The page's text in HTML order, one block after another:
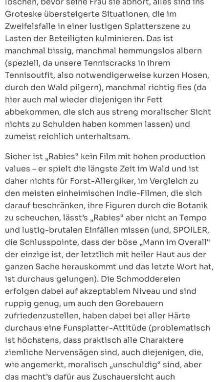
Groteske übersteigerte Situationen, die im
Zweifelsfalle in einer lustigen Splatterszene zu
Lasten der Beteiligten kulminieren. Das ist
manchmal bissig, manchmal hemmungslos albern
(speziell, da unsere Tenniscracks in ihrem
Tennisoutfit, also notwendigerweise kurzen Hosen,
durch den Wald pilgern), manchmal richtig fies (da
hier auch mal wieder diejenigen ihr Fett
abbekommen, die sich aus streng moralischer Sicht
nichts zu Schulden haben kommen lassen) und
zumeist reichlich unterhaltsam.
Sicher ist „Rabies“ kein Film mit hohen production
values – er spielt die längste Zeit im Wald und ist
daher nichts für Forst-Allergiker, im Vergleich zu
den meisten einheimischen Indie-Filmen, die sich
darauf beschränken, ihre Figuren durch die Botanik
zu scheuchen, lässt’s „Rabies“ aber nicht an Tempo
und lustig-brutalen Einfällen missen (und, SPOILER,
die Schlusspointe, dass der böse „Mann im Overall“
der einzige ist, der letztlich mit heiler Haut aus der
ganzen Sache herauskommt und das letzte Wort hat,
ist durchaus gelungen). Die Schmoddereien
erfolgen dabei auf akzeptablem Niveau und sind
ruppig genug, um auch den Gorebauern
zufriedenzustellen, haben dabei bei aller Härte
durchaus eine Funsplatter-Attitüde (problematisch
ist höchstens, dass praktisch alle Charaktere
ziemliche Nervensägen sind, auch diejenigen, die,
wie angemerkt, moralisch „unschuldig“ sind, aber
das macht’s dafür aus Zuschauersicht auch